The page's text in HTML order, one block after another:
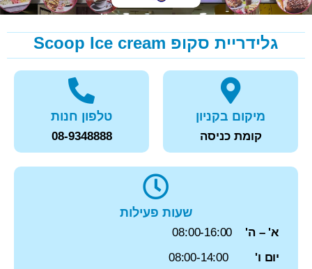
גלידריית סקופ Scoop Ice cream
מיקום בקניון
קומת כניסה
טלפון חנות
08-9348888
שעות פעילות
א' – ה' 08:00-16:00
יום ו'08:00-14:00